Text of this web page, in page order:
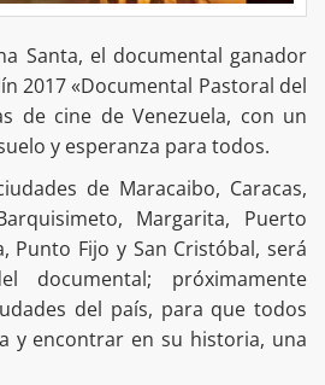
Santa, el documental ganador
2017 «Documental Pastoral del
de cine de Venezuela, con un
y esperanza para todos.
de Maracaibo, Caracas,
Margarita, Puerto
Punto Fijo y San Cristóbal, será
documental; próximamente
del país, para que todos
y encontrar en su historia, una